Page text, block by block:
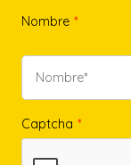
Nombre *
Captcha *